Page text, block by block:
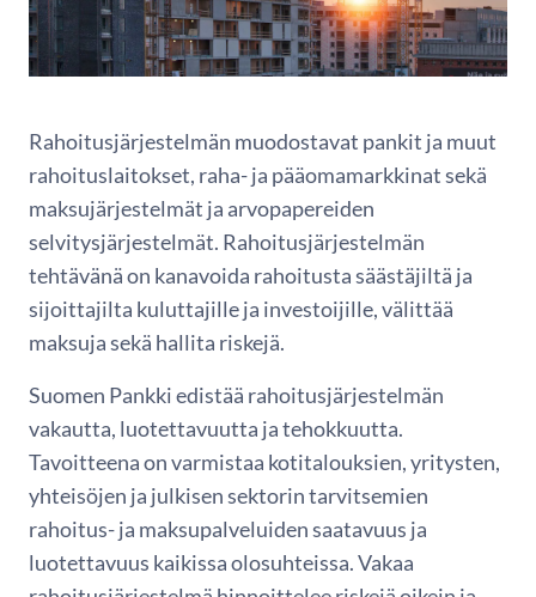
Rahoitusjärjestelmän muodostavat pankit ja muut
rahoituslaitokset, raha- ja pääomamarkkinat sekä
maksujärjestelmät ja arvopapereiden
selvitysjärjestelmät. Rahoitusjärjestelmän
tehtävänä on kanavoida rahoitusta säästäjiltä ja
sijoittajilta kuluttajille ja investoijille, välittää
maksuja sekä hallita riskejä.
Suomen Pankki edistää rahoitusjärjestelmän
vakautta, luotettavuutta ja tehokkuutta.
Tavoitteena on varmistaa kotitalouksien, yritysten,
yhteisöjen ja julkisen sektorin tarvitsemien
rahoitus- ja maksupalveluiden saatavuus ja
luotettavuus kaikissa olosuhteissa. Vakaa